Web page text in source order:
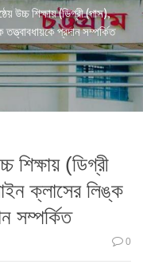
উচ্চ শিক্ষায় (ডিগ্রী (পাস),
প্রদান সম্পর্কিত
(ডিগ্রী
ক্লাসের লিঙ্ক
সম্পর্কিত
0